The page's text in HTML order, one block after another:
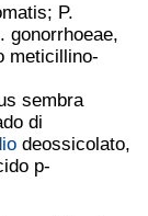
P.
gonorrhoeae,
meticillino-
sembra
di
deossicolato,
p-